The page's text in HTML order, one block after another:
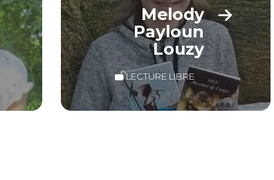
Melody
Payloun
Louzy
LECTURE LIBRE